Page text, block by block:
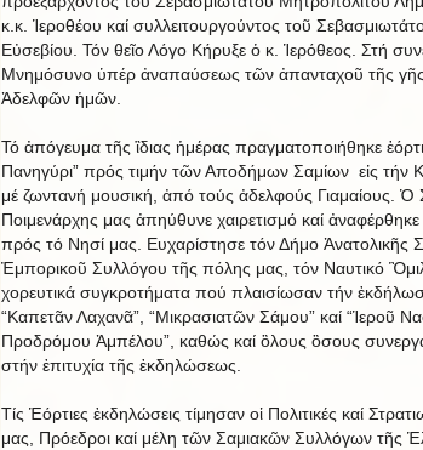
κ.κ. Ἱεροθέου καί συλλειτουργούντος τοῦ
Εὐσεβίου. Τόν θεῖο Λόγο Κήρυξε ὁ κ. Ἱερόθεος. Στή
Μνημόσυνο ὑπέρ ἀναπαύσεως τῶν ἀπανταχοῦ τῆς
Ἀδελφῶν ἡμῶν.
Τό ἀπόγευμα τῆς ἳδιας ἡμέρας πραγματοποιήθηκε
Πανηγύρι” πρός τιμήν τῶν Αποδήμων Σαμίων εἰς τήν
μέ ζωντανή μουσική, ἀπό τούς ἀδελφούς Γιαμαίους. Ὁ
Ποιμενάρχης μας ἀπηύθυνε χαιρετισμό καί
πρός τό Νησί μας. Ευχαρίστησε τόν Δήμο Ἀνατολικῆς
Ἐμπορικοῦ Συλλόγου τῆς πόλης μας, τόν Ναυτικό
χορευτικά συγκροτήματα πού πλαισίωσαν τήν
“Καπετᾶν Λαχανᾶ”, “Μικρασιατῶν Σάμου” καί “Ἱεροῦ
Προδρόμου Ἀμπέλου”, καθώς καί ὃλους ὃσους
στήν ἐπιτυχία τῆς ἐκδηλώσεως.
Τίς Ἑόρτιες ἐκδηλώσεις τίμησαν οἱ Πολιτικές καί
μας, Πρόεδροι καί μέλη τῶν Σαμιακῶν Συλλόγων τῆς